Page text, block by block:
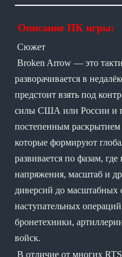
Описание ПК игры:
Сюжет
Broken Arrow — это
разворачивается в
предстоит взять под
силы США или России и
постепенным
которые формируют
развивается по фазам,
напряжения, масштаб и
диверсий до масштабных
наступательных
бронетехники,
войск.
В отличие от многих